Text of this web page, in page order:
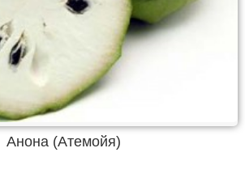
Анона (Атемойя)